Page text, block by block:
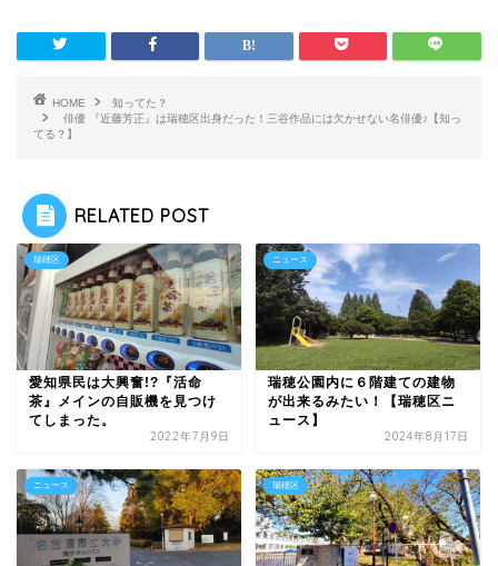
HOME
知ってた？
俳優 『近藤芳正』は瑞穂区出身だった！三谷作品には欠かせない名俳優♪【知っ
てる？】
RELATED POST
瑞穂区
愛知県民は大興奮!?『活命
茶』メインの自販機を見つけ
てしまった。
2022年7月9日
ニュース
瑞穂公園内に６階建ての建物
が出来るみたい！【瑞穂区ニ
ュース】
2024年8月17日
ニュース 瑞穂区